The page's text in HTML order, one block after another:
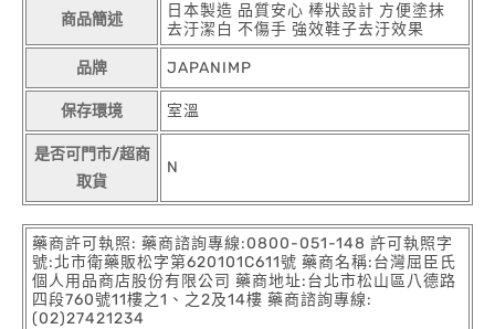
商品簡述
日本製造 品質安心 棒狀設計 方便塗抹
去汙潔白 不傷手 強效鞋子去汙效果
品牌 JAPANIMP
保存環境 室溫
是否可門市/超商
取貨
N
藥商許可執照: 藥商諮詢專線:0800-051-148 許可執照字
號:北市衛藥販松字第620101C611號 藥商名稱:台灣屈臣氏
個人用品商店股份有限公司 藥商地址:台北市松山區八德路
四段760號11樓之1、之2及14樓 藥商諮詢專線:
(02)27421234